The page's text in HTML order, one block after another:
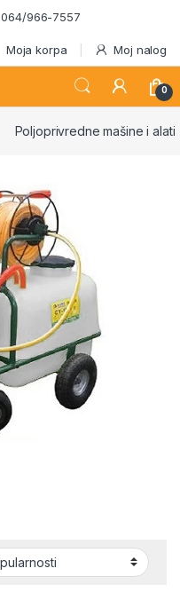
064/966-7557
Moja korpa Moj nalog
0
Poljoprivredne mašine i alati